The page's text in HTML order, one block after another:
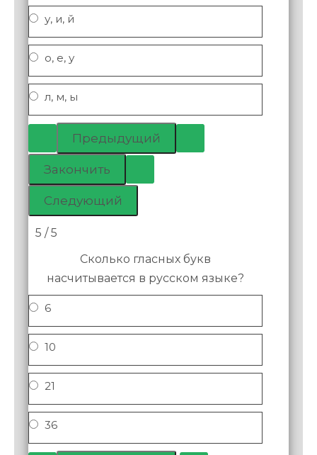
у, и, й
о, е, у
л, м, ы
5 / 5
Сколько гласных букв
насчитывается в русском языке?
6
10
21
36